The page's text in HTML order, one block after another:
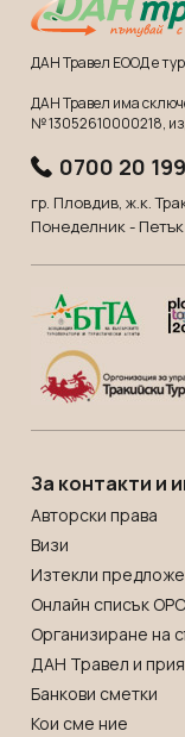
ДАН Травел ЕООД е
ДАН Травел има
№ 13052610000218,
0700 20 199
гр. Пловдив, ж.к.
Понеделник -
За контакти и
Авторски права
Визи
Изтекли
Онлайн списък OРС
Организиране на
ДАН Травел и
Банкови сметки
Кои сме ние